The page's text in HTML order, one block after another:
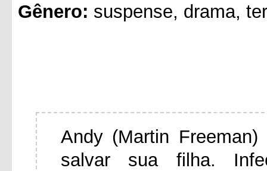
Gênero: suspense, drama,
Andy (Martin
salvar sua filha.